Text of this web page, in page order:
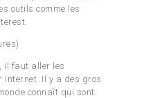
outils comme les
il faut aller les
internet. Il y a des gros
connaît qui sont